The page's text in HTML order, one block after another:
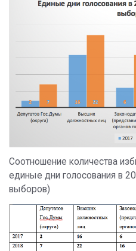
Соотношение количества
единые дни голосования в
выборов)